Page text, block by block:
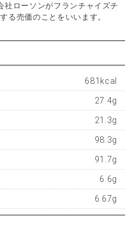
社ローソンがフランチャイズチ
る売価のことをいいます。
681kcal
27.4g
21.3g
98.3g
91.7g
6.6g
6.67g